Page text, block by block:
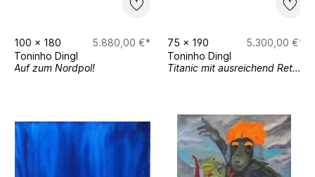
100 x 180
5.880,00 €*
Toninho Dingl
Auf zum Nordpol!
75 x 190
5.300,00 €*
Toninho Dingl
Titanic mit ausreichend Rettungsbooten